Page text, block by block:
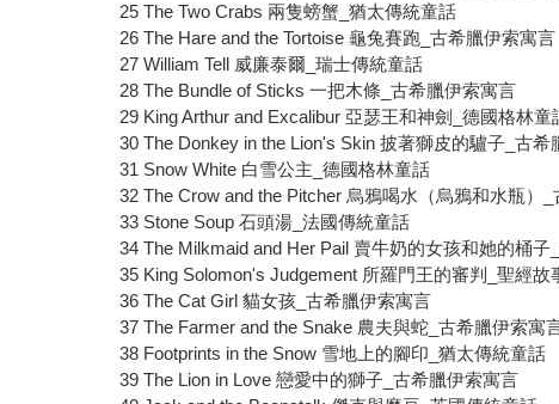
25 The Two Crabs 兩隻螃蟹_猶太傳統童話
26 The Hare and the Tortoise 龜兔賽跑_古希臘伊索寓言
27 William Tell 威廉泰爾_瑞士傳統童話
28 The Bundle of Sticks 一把木條_古希臘伊索寓言
29 King Arthur and Excalibur 亞瑟王和神劍_德國格林童
30 The Donkey in the Lion's Skin 披著獅皮的驢子_古希
31 Snow White 白雪公主_德國格林童話
32 The Crow and the Pitcher 烏鴉喝水（烏鴉和水瓶）
33 Stone Soup 石頭湯_法國傳統童話
34 The Milkmaid and Her Pail 賣牛奶的女孩和她的桶子
35 King Solomon's Judgement 所羅門王的審判_聖經故
36 The Cat Girl 貓女孩_古希臘伊索寓言
37 The Farmer and the Snake 農夫與蛇_古希臘伊索寓
38 Footprints in the Snow 雪地上的腳印_猶太傳統童話
39 The Lion in Love 戀愛中的獅子_古希臘伊索寓言